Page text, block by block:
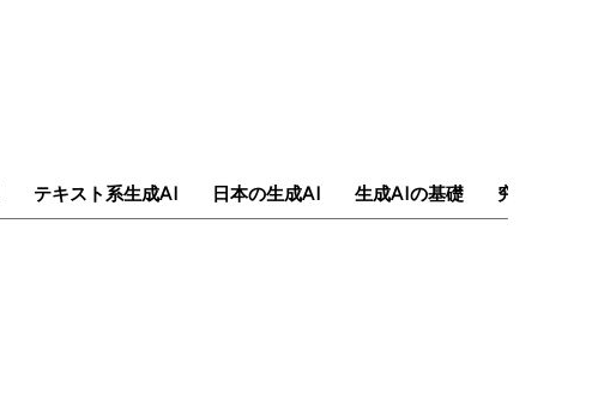
テキスト系生成AI 日本の生成AI 生成AIの基礎 究極のAI